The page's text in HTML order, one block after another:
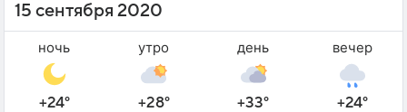
15 сентября 2020
ночь
+24°
утро
+28°
день
+33°
вечер
+24°